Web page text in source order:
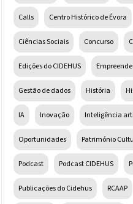
Calls Centro Histórico de Évora
Ciências Sociais Concurso
Edições do CIDEHUS
Gestão de dados História
IA Inovação Inteligência
Oportunidades Património
Podcast Podcast CIDEHUS
Publicações do Cidehus RCAAP